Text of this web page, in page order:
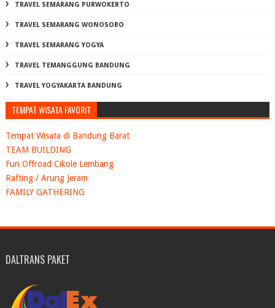
TRAVEL SEMARANG PURWOKERTO
TRAVEL SEMARANG WONOSOBO
TRAVEL SEMARANG YOGYA
TRAVEL TEMANGGUNG BANDUNG
TRAVEL YOGYAKARTA BANDUNG
TEMPAT WISATA FAVORIT
Tempat Wisata di Bandung Barat
TEAM BUILDING
Fun Offroad Cikole Lembang
Rafting / Arung Jeram
FAMILY GATHERING
DALTRANS PAKET